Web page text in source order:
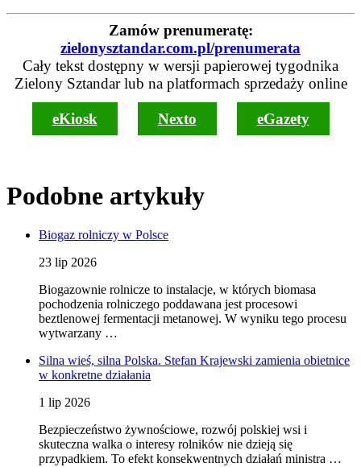
Zamów prenumeratę:
zielonysztandar.com.pl/prenumerata
Cały tekst dostępny w wersji papierowej tygodnika
Zielony Sztandar lub na platformach sprzedaży online
eKiosk Nexto eGazety
Podobne artykuły
Biogaz rolniczy w Polsce
23 lip 2026
Biogazownie rolnicze to instalacje, w których biomasa
pochodzenia rolniczego poddawana jest procesowi
beztlenowej fermentacji metanowej. W wyniku tego procesu
wytwarzany …
Silna wieś, silna Polska. Stefan Krajewski zamienia obietnice
w konkretne działania
1 lip 2026
Bezpieczeństwo żywnościowe, rozwój polskiej wsi i
skuteczna walka o interesy rolników nie dzieją się
przypadkiem. To efekt konsekwentnych działań ministra …